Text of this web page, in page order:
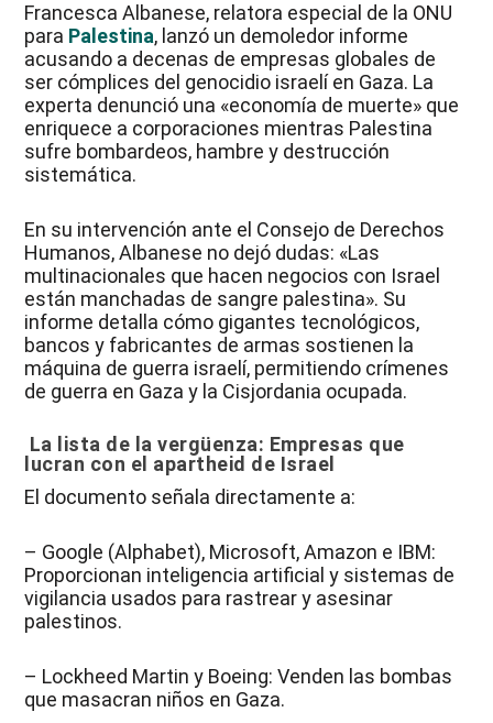
Francesca Albanese, relatora especial de la ONU
para Palestina, lanzó un demoledor informe
acusando a decenas de empresas globales de
ser cómplices del genocidio israelí en Gaza. La
experta denunció una «economía de muerte» que
enriquece a corporaciones mientras Palestina
sufre bombardeos, hambre y destrucción
sistemática.
En su intervención ante el Consejo de Derechos
Humanos, Albanese no dejó dudas: «Las
multinacionales que hacen negocios con Israel
están manchadas de sangre palestina». Su
informe detalla cómo gigantes tecnológicos,
bancos y fabricantes de armas sostienen la
máquina de guerra israelí, permitiendo crímenes
de guerra en Gaza y la Cisjordania ocupada.
La lista de la vergüenza: Empresas que
lucran con el apartheid de Israel
El documento señala directamente a:
– Google (Alphabet), Microsoft, Amazon e IBM:
Proporcionan inteligencia artificial y sistemas de
vigilancia usados para rastrear y asesinar
palestinos.
– Lockheed Martin y Boeing: Venden las bombas
que masacran niños en Gaza.